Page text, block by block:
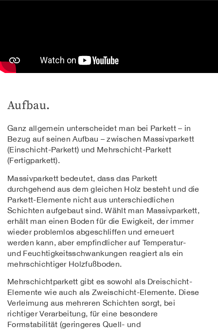
Aufbau.
Ganz allgemein unterscheidet man bei Parkett – in
Bezug auf seinen Aufbau – zwischen Massivparkett
(Einschicht-Parkett) und Mehrschicht-Parkett
(Fertigparkett).
Massivparkett bedeutet, dass das Parkett
durchgehend aus dem gleichen Holz besteht und die
Parkett-Elemente nicht aus unterschiedlichen
Schichten aufgebaut sind. Wählt man Massivparkett,
erhält man einen Boden für die Ewigkeit, der immer
wieder problemlos abgeschliffen und erneuert
werden kann, aber empfindlicher auf Temperatur-
und Feuchtigkeitsschwankungen reagiert als ein
mehrschichtiger Holzfußboden.
Mehrschichtparkett gibt es sowohl als Dreischicht-
Elemente wie auch als Zweischicht-Elemente. Diese
Verleimung aus mehreren Schichten sorgt, bei
richtiger Verarbeitung, für eine besondere
Formstabilität (geringeres Quell- und